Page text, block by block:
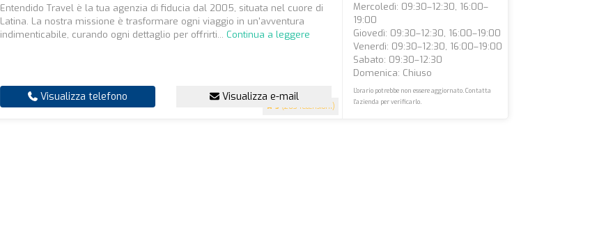
5 (203 recensioni)
Entendido Travel è la tua agenzia di fiducia dal 2005, situata nel cuore di
Latina. La nostra missione è trasformare ogni viaggio in un'avventura
indimenticabile, curando ogni dettaglio per offrirti... Continua a leggere
Visualizza telefono Visualizza e-mail
Mercoledì: 09:30–12:30, 16:00–
19:00
Giovedì: 09:30–12:30, 16:00–19:00
Venerdì: 09:30–12:30, 16:00–19:00
Sabato: 09:30–12:30
Domenica: Chiuso
L'orario potrebbe non essere aggiornato. Contatta
l'azienda per verificarlo.